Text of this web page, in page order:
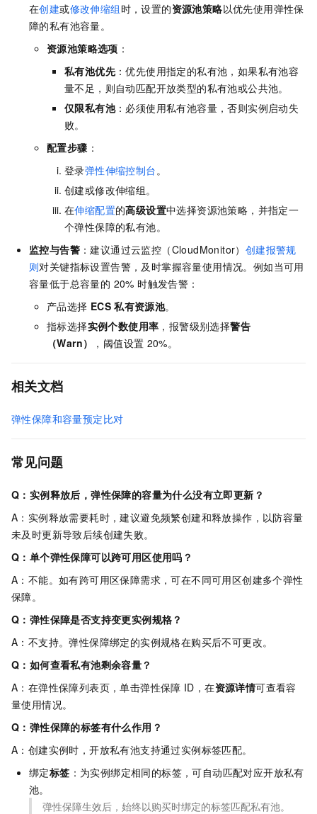
在创建或修改伸缩组 时，设置的资源池策略以优先使用弹性保
障的私有池容量。
资源池策略选项 ：
私有池优先：优先使用指定的私有池，如果私有池容
量不足，则自动匹配开放类型的私有池或公共池。
仅限私有池：必须使用私有池容量，否则实例启动失
败。
配置步骤 ：
登录弹性伸缩控制台 。
创建或修改伸缩组。
在伸缩配置的高级设置中选择资源池策略，并指定一
个弹性保障的私有池。
监控与告警 ：建议通过云监控（CloudMonitor） 创建报警规
则对关键指标设置告警，及时掌握容量使用情况。例如当可用
容量低于总容量的 20% 时触发告警：
产品选择 ECS 私有资源池。
指标选择实例个数使用率 ，报警级别选择警告
（Warn）
，阈值设置 20%。
相关文档
弹性保障和容量预定比对
常见问题
Q：实例释放后，弹性保障的容量为什么没有立即更新？
A：实例释放需要耗时，建议避免频繁创建和释放操作，以防容量
未及时更新导致后续创建失败。
Q：单个弹性保障可以跨可用区使用吗？
A：不能。如有跨可用区保障需求，可在不同可用区创建多个弹性
保障。
Q：弹性保障是否支持变更实例规格？
A：不支持。弹性保障绑定的实例规格在购买后不可更改。
Q：如何查看私有池剩余容量？
A：在弹性保障列表页，单击弹性保障 ID，在资源详情可查看容
量使用情况。
Q：弹性保障的标签有什么作用？
A：创建实例时，开放私有池支持通过实例标签匹配。
绑定标签 ：为实例绑定相同的标签，可自动匹配对应开放私有
池。
弹性保障生效后，始终以购买时绑定的标签匹配私有池。